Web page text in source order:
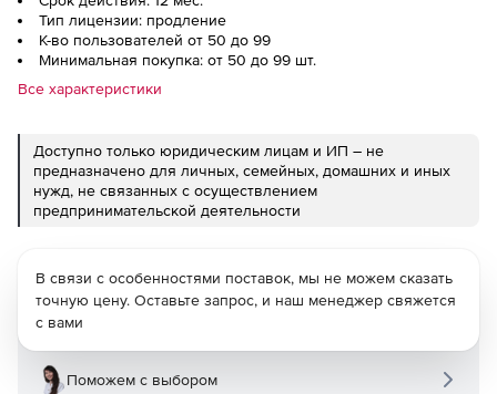
Тип лицензии: продление
К-во пользователей от 50 до 99
Минимальная покупка: от 50 до 99 шт.
Все характеристики
Доступно только юридическим лицам и ИП – не
предназначено для личных, семейных, домашних и иных
нужд, не связанных с осуществлением
предпринимательской деятельности
В связи с особенностями поставок, мы не можем сказать
точную цену. Оставьте запрос, и наш менеджер свяжется
с вами
Поможем с выбором